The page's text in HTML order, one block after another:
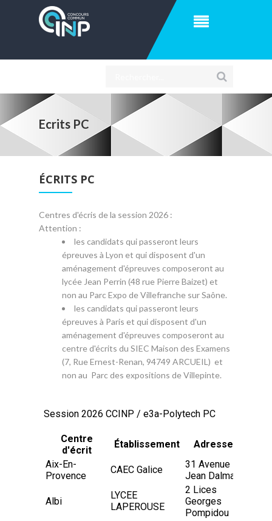
Ecrits PC
ÉCRITS PC
Centres d'écris de la session 2026 :
Attention :
les candidats qui passeront leurs
épreuves à Lyon et qui disposent d'un
aménagement d'épreuves composeront au
lycée Jean Perrin (48 rue Pierre Baizet) et
non au Parc Expo de Villefranche sur Saône.
les candidats qui passeront leurs
épreuves à Paris et qui disposent d'un
aménagement d'épreuves composeront au
centre d'écrits du SIEC Maison des Examens
(7, Rue Ernest-Renan, 94749 ARCUEIL) et
non au Parc des expositions de Villepinte.